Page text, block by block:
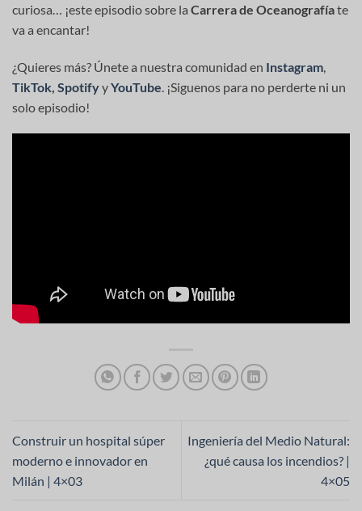
curiosa… ¡este episodio sobre la Carrera de Oceanografíate
va a encantar!
¿Quieres más? Únete a nuestra comunidad en Instagram
TikTok SpotifyyYouTube . ¡Siguenos para no perderte ni un
solo episodio!
Construir un hospital súper
moderno e innovador en
Milán | 4×03
Ingeniería del Medio Natural:
¿qué causa los incendios? |
4×05